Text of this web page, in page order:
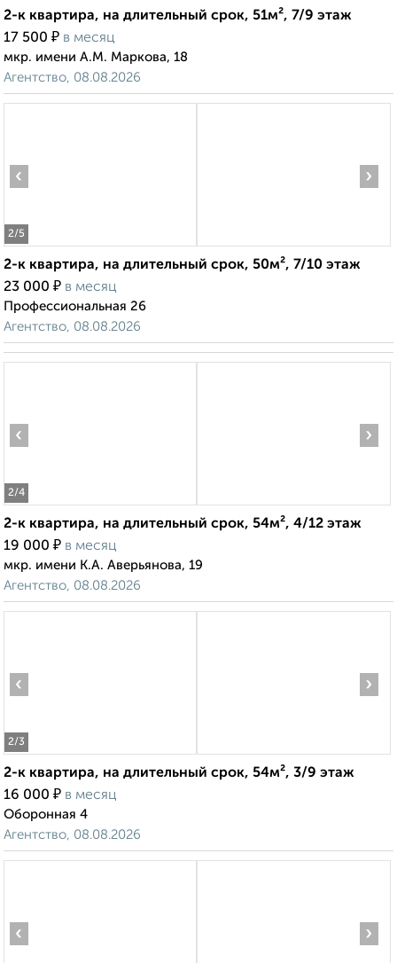
2-к квартира, на длительный срок, 51м², 7/9 этаж
17 500 ₽ в месяц
мкр. имени А.М. Маркова, 18
Агентство, 08.08.2026
2/5
‹ ›
2-к квартира, на длительный срок, 50м², 7/10 этаж
23 000 ₽ в месяц
Профессиональная 26
Агентство, 08.08.2026
2/4
‹ ›
2-к квартира, на длительный срок, 54м², 4/12 этаж
19 000 ₽ в месяц
мкр. имени К.А. Аверьянова, 19
Агентство, 08.08.2026
2/3
‹ ›
2-к квартира, на длительный срок, 54м², 3/9 этаж
16 000 ₽ в месяц
Оборонная 4
Агентство, 08.08.2026
‹ ›